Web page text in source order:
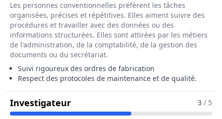
Les personnes conventionnelles préfèrent les tâches
organisées, précises et répétitives. Elles aiment suivre des
procédures et travailler avec des données ou des
informations structurées. Elles sont attirées par les métiers
de l'administration, de la comptabilité, de la gestion des
documents ou du secrétariat.
Suivi rigoureux des ordres de fabrication
Respect des protocoles de maintenance et de qualité.
InvestigateurPour Le Métier De Chef / Cheffe
3 / 5